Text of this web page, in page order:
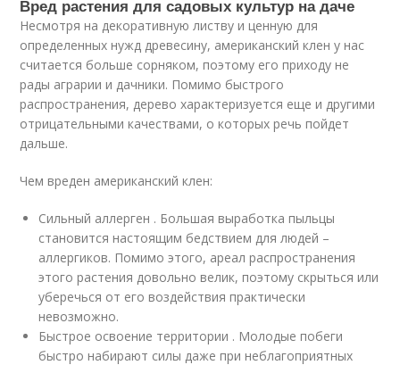
Вред растения для садовых культур на даче
Несмотря на декоративную листву и ценную для
определенных нужд древесину, американский клен у нас
считается больше сорняком, поэтому его приходу не
рады аграрии и дачники. Помимо быстрого
распространения, дерево характеризуется еще и другими
отрицательными качествами, о которых речь пойдет
дальше.
Чем вреден американский клен:
Сильный аллерген . Большая выработка пыльцы
становится настоящим бедствием для людей –
аллергиков. Помимо этого, ареал распространения
этого растения довольно велик, поэтому скрыться или
уберечься от его воздействия практически
невозможно.
Быстрое освоение территории . Молодые побеги
быстро набирают силы даже при неблагоприятных